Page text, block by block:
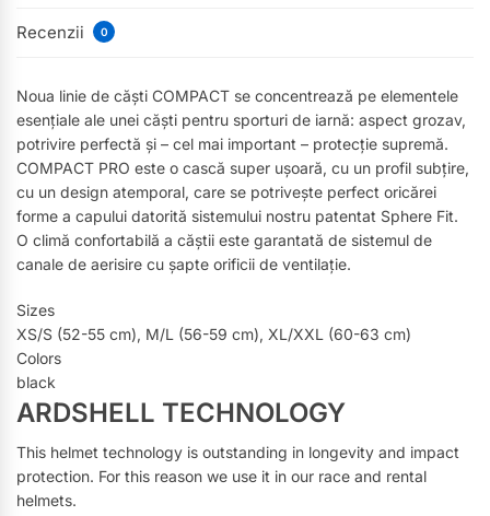
Recenzii 0
Noua linie de căști COMPACT se concentrează pe elementele
esențiale ale unei căști pentru sporturi de iarnă: aspect grozav,
potrivire perfectă și – cel mai important – protecție supremă.
COMPACT PRO este o cască super ușoară, cu un profil subțire,
cu un design atemporal, care se potrivește perfect oricărei
forme a capului datorită sistemului nostru patentat Sphere Fit.
O climă confortabilă a căștii este garantată de sistemul de
canale de aerisire cu șapte orificii de ventilație.
Sizes
XS/S (52-55 cm), M/L (56-59 cm), XL/XXL (60-63 cm)
Colors
black
ARDSHELL TECHNOLOGY
This helmet technology is outstanding in longevity and impact
protection. For this reason we use it in our race and rental
helmets.